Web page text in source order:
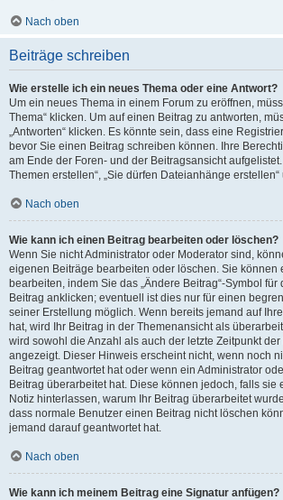
Nach oben
Beiträge schreiben
Wie erstelle ich ein neues Thema oder eine Antwort?
Um ein neues Thema in einem Forum zu eröffnen,
Thema“ klicken. Um auf einen Beitrag zu antworten,
„Antworten“ klicken. Es könnte sein, dass eine
bevor Sie einen Beitrag schreiben können. Ihre
am Ende der Foren- und der Beitragsansicht
Themen erstellen“, „Sie dürfen Dateianhänge erstellen“
Nach oben
Wie kann ich einen Beitrag bearbeiten oder löschen?
Wenn Sie nicht Administrator oder Moderator sind,
eigenen Beiträge bearbeiten oder löschen. Sie können
bearbeiten, indem Sie das „Ändere Beitrag“-Symbol
Beitrag anklicken; eventuell ist dies nur für einen
seiner Erstellung möglich. Wenn bereits jemand auf
hat, wird Ihr Beitrag in der Themenansicht als
wird sowohl die Anzahl als auch der letzte Zeitpunkt
angezeigt. Dieser Hinweis erscheint nicht, wenn noch
Beitrag geantwortet hat oder wenn ein Administrator
Beitrag überarbeitet hat. Diese können jedoch, falls sie
Notiz hinterlassen, warum Ihr Beitrag überarbeitet
dass normale Benutzer einen Beitrag nicht löschen
jemand darauf geantwortet hat.
Nach oben
Wie kann ich meinem Beitrag eine Signatur anfügen?